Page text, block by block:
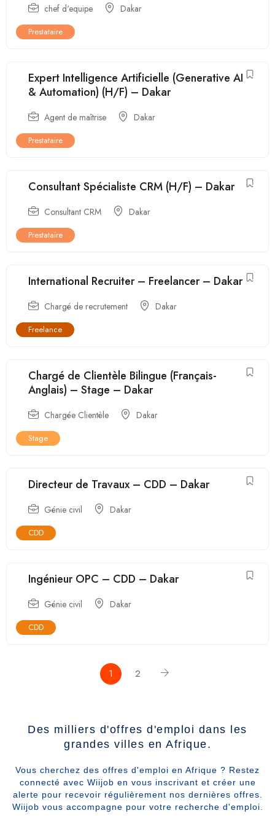
chef d'equipe Dakar
Prestataire
Expert Intelligence Artificielle (Generative AI
& Automation) (H/F) – Dakar
Agent de maîtrise Dakar
Prestataire
Consultant Spécialiste CRM (H/F) – Dakar
Consultant CRM Dakar
Prestataire
International Recruiter – Freelancer – Dakar
Chargé de recrutement Dakar
Freelance
Chargé de Clientèle Bilingue (Français-
Anglais) – Stage – Dakar
Chargée Clientèle Dakar
Stage
Directeur de Travaux – CDD – Dakar
Génie civil Dakar
CDD
Ingénieur OPC – CDD – Dakar
Génie civil Dakar
CDD
1 2
Des milliers d'offres d'emploi dans les
grandes villes en Afrique.
Vous cherchez des offres d'emploi en Afrique ? Restez
connecté avec Wiijob en vous inscrivant et créer une
alerte pour recevoir régulièrement nos dernières offres.
Wiijob vous accompagne pour votre recherche d'emploi.